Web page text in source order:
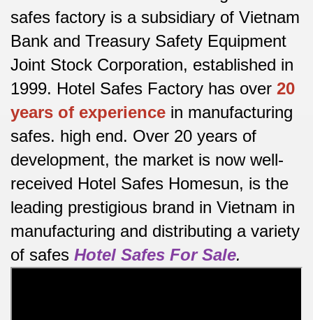
safes factory is a subsidiary of Vietnam
Bank and Treasury Safety Equipment
Joint Stock Corporation, established in
1999. Hotel Safes Factory has over 20
years of experience in manufacturing
safes. high end. Over 20 years of
development, the market is now well-
received Hotel Safes Homesun, is the
leading prestigious brand in Vietnam in
manufacturing and distributing a variety
of safes Hotel Safes For Sale.